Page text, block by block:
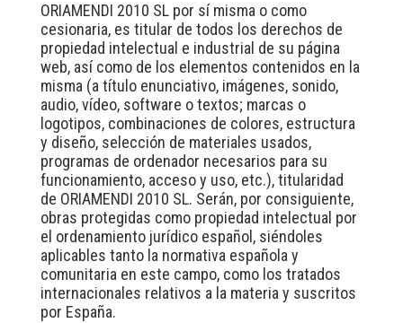
ORIAMENDI 2010 SL por sí misma o como
cesionaria, es titular de todos los derechos de
propiedad intelectual e industrial de su página
web, así como de los elementos contenidos en la
misma (a título enunciativo, imágenes, sonido,
audio, vídeo, software o textos; marcas o
logotipos, combinaciones de colores, estructura
y diseño, selección de materiales usados,
programas de ordenador necesarios para su
funcionamiento, acceso y uso, etc.), titularidad
de ORIAMENDI 2010 SL. Serán, por consiguiente,
obras protegidas como propiedad intelectual por
el ordenamiento jurídico español, siéndoles
aplicables tanto la normativa española y
comunitaria en este campo, como los tratados
internacionales relativos a la materia y suscritos
por España.